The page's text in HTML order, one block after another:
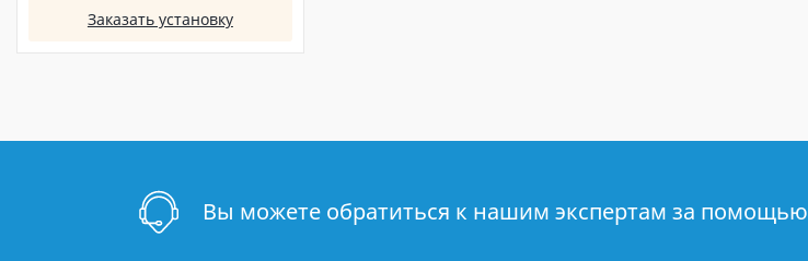
Заказать установку
Вы можете обратиться к нашим экспертам за помощью